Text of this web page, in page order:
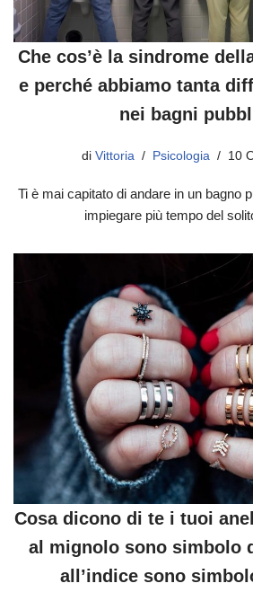
Che cos’è la sindrome
e perché abbiamo tanta
nei bagni
di Vittoria Psicologia 10
Ti è mai capitato di andare in un bagno
impiegare più tempo del
Cosa dicono di te i tuoi
al mignolo sono simbolo
all’indice sono